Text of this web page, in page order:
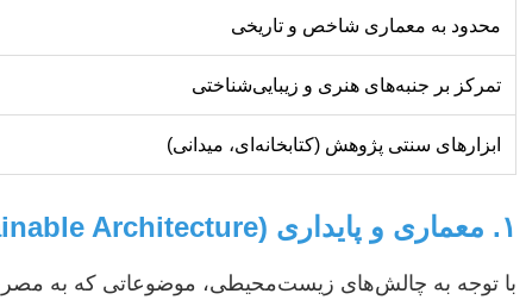
محدود به معماری شاخص و تاریخی
تمرکز بر جنبه‌های هنری و زیبایی‌شناختی
ابزارهای سنتی پژوهش (کتابخانه‌ای، میدانی)
۱. معماری و پایداری (Sustainable Architecture)
با توجه به چالش‌های زیست‌محیطی، موضوعاتی که به مصرف